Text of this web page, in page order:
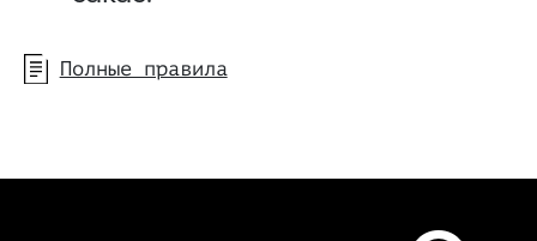
Полные правила